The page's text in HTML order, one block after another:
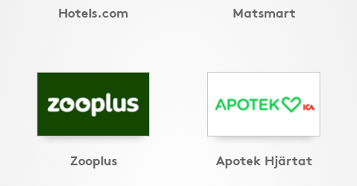
Hotels.com Matsmart
Zooplus Apotek Hjärtat